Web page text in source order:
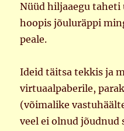
Nüüd hiljaaegu taheti
hoopis jõuluräppi
peale.
Ideid täitsa tekkis ja
virtuaalpaberile,
(võimalike
veel ei olnud